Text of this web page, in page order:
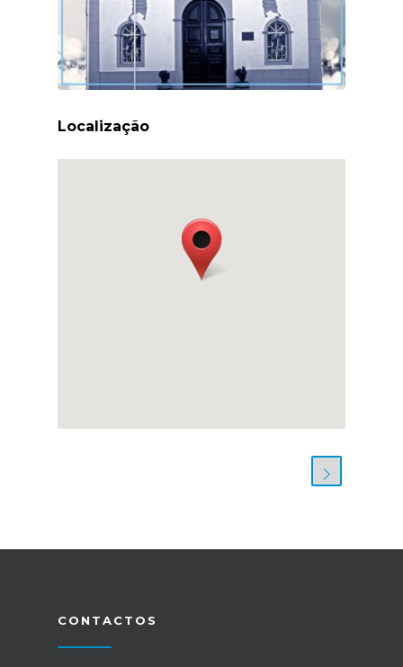
Localização
CONTACTOS